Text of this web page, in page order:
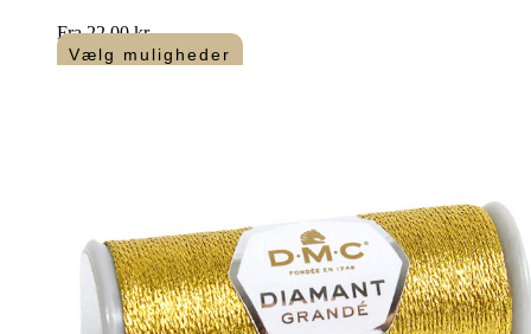
Fra22,00kr.
Vælg muligheder
varesiden